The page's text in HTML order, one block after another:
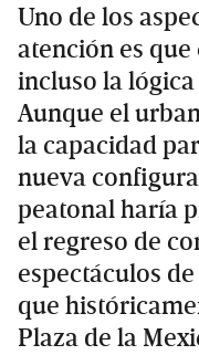
Uno de los
atención es
incluso la
Aunque el
la capacidad
nueva
peatonal haría
el regreso de
espectáculos
que
Plaza de la